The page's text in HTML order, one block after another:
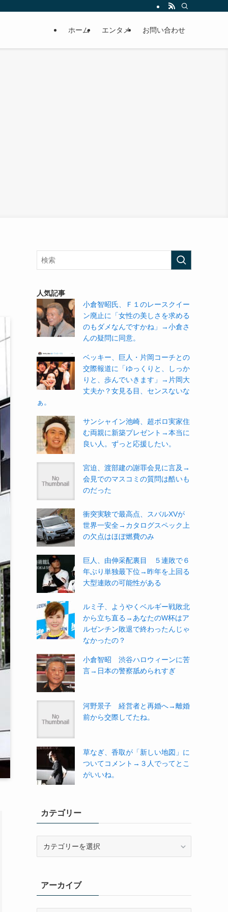
ホーム エンタメ お問い合わせ
人気記事
小倉智昭氏、Ｆ１のレースクイー
ン廃止に「女性の美しさを求める
のもダメなんですかね」→小倉さ
んの疑問に同意。
ベッキー、巨人・片岡コーチとの
交際報道に「ゆっくりと、しっか
りと、歩んでいきます」→片岡大
丈夫か？女見る目、センスないな
ぁ。
サンシャイン池崎、超ボロ実家住
む両親に新築プレゼント→本当に
良い人。ずっと応援したい。
宮迫、渡部建の謝罪会見に言及→
会見でのマスコミの質問は酷いも
のだった
衝突実験で最高点、スバルXVが
世界一安全→カタログスペック上
の欠点はほぼ燃費のみ
巨人、由伸采配裏目 ５連敗で６
年ぶり単独最下位→昨年を上回る
大型連敗の可能性がある
ルミ子、ようやくベルギー戦敗北
から立ち直る→あなたのW杯はア
ルゼンチン敗退で終わったんじゃ
なかったの？
小倉智昭 渋谷ハロウィーンに苦
言→日本の警察舐められすぎ
河野景子 経営者と再婚へ→離婚
前から交際してたね。
草なぎ、香取が「新しい地図」に
ついてコメント→３人でってとこ
がいいね。
カテゴリー
ーアーカイブ